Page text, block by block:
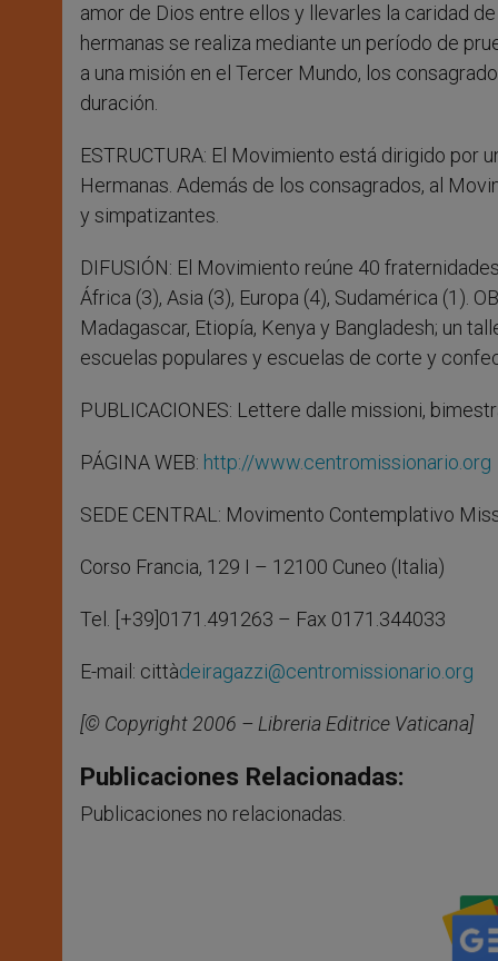
amor de Dios entre ellos y llevarles la caridad
hermanas se realiza mediante un período de
a una misión en el Tercer Mundo, los
duración.
ESTRUCTURA: El Movimiento está dirigido por
Hermanas. Además de los consagrados, al
y simpatizantes.
DIFUSIÓN: El Movimiento reúne 40
África (3), Asia (3), Europa (4), Sudamérica (1).
Madagascar, Etiopía, Kenya y Bangladesh; un
escuelas populares y escuelas de corte y
PUBLICACIONES: Lettere dalle missioni,
PÁGINA WEB: http://www.centromissionario.org
SEDE CENTRAL: Movimento Contemplativo
Corso Francia, 129 I – 12100 Cuneo (Italia)
Tel. [+39]0171.491263 – Fax 0171.344033
E-mail: cittàdeiragazzi@centromissionario.org
[© Copyright 2006 – Libreria Editrice Vaticana]
Publicaciones Relacionadas:
Publicaciones no relacionadas.